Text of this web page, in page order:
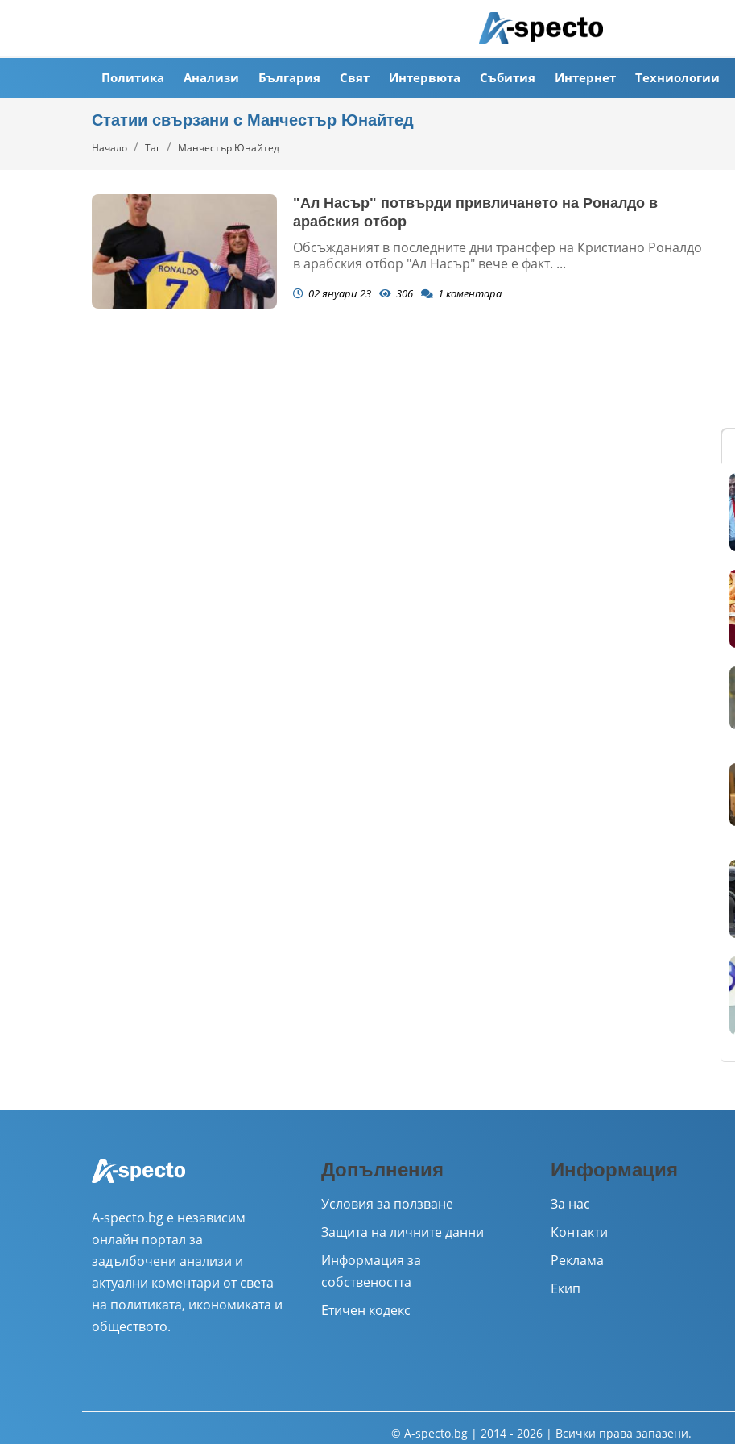
Политика Анализи България Свят Интервюта Събития Интернет Техниологии
Статии свързани с Манчестър Юнайтед
Начало Таг Манчестър Юнайтед
"Ал Насър" потвърди привличането на Роналдо в
арабския отбор
Обсъжданият в последните дни трансфер на Кристиано Роналдо
в арабския отбор "Ал Насър" вече е факт. ...
02 януари 23 306 1 коментара
A-specto.bg е независим
онлайн портал за
задълбочени анализи и
актуални коментари от света
на политиката, икономиката и
обществото.
Допълнения
Условия за ползване
Защита на личните данни
Информация за
собствеността
Етичен кодекс
Информация
За нас
Контакти
Реклама
Екип
© A-specto.bg | 2014 - 2026 | Всички права запазени.